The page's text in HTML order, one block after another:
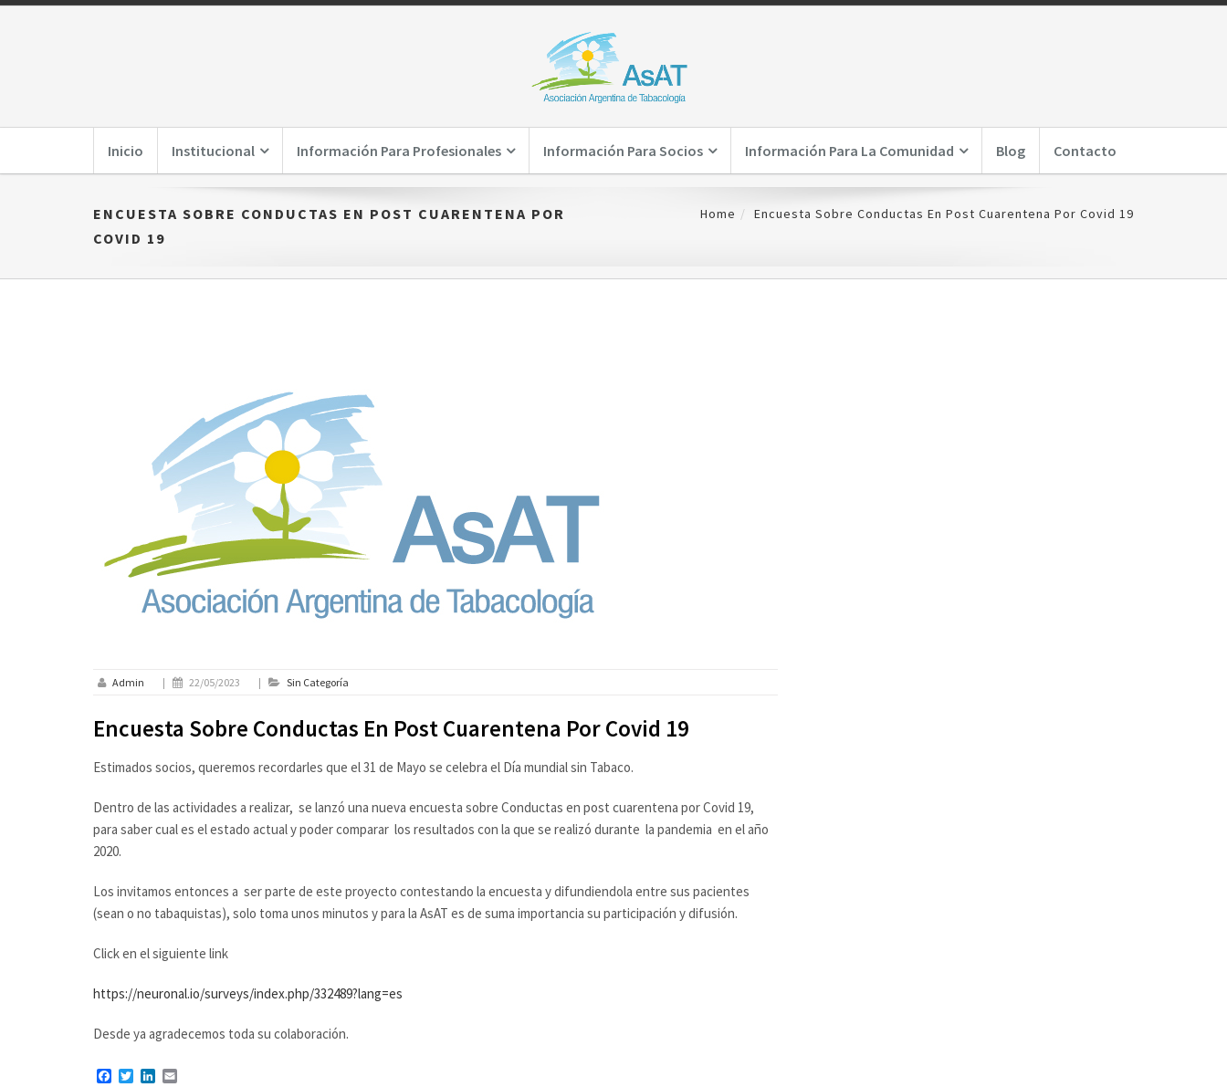
Inicio Institucional Información Para Profesionales Información Para Socios Información Para La Comunidad Blog Contacto
ENCUESTA SOBRE CONDUCTAS EN POST CUARENTENA POR
COVID 19
Home Encuesta Sobre Conductas En Post Cuarentena Por Covid 19
Admin | 22/05/2023 | Sin Categoría
Encuesta Sobre Conductas En Post Cuarentena Por Covid 19
Estimados socios, queremos recordarles que el 31 de Mayo se celebra el Día mundial sin Tabaco.
Dentro de las actividades a realizar, se lanzó una nueva encuesta sobre Conductas en post cuarentena por Covid 19,
para saber cual es el estado actual y poder comparar los resultados con la que se realizó durante la pandemia en el año
2020.
Los invitamos entonces a ser parte de este proyecto contestando la encuesta y difundiendola entre sus pacientes
(sean o no tabaquistas), solo toma unos minutos y para la AsAT es de suma importancia su participación y difusión.
Click en el siguiente link
https://neuronal.io/surveys/index.php/332489?lang=es
Desde ya agradecemos toda su colaboración.
Facebook
TwitterLinkedIn